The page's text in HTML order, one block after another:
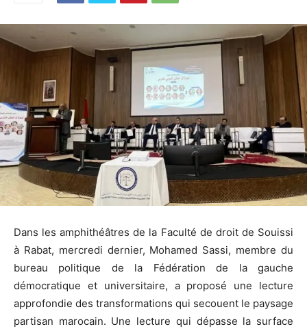
Dans les amphithéâtres de la Faculté de droit de Souissi
à Rabat, mercredi dernier, Mohamed Sassi, membre du
bureau politique de la Fédération de la gauche
démocratique et universitaire, a proposé une lecture
approfondie des transformations qui secouent le paysage
partisan marocain. Une lecture qui dépasse la surface